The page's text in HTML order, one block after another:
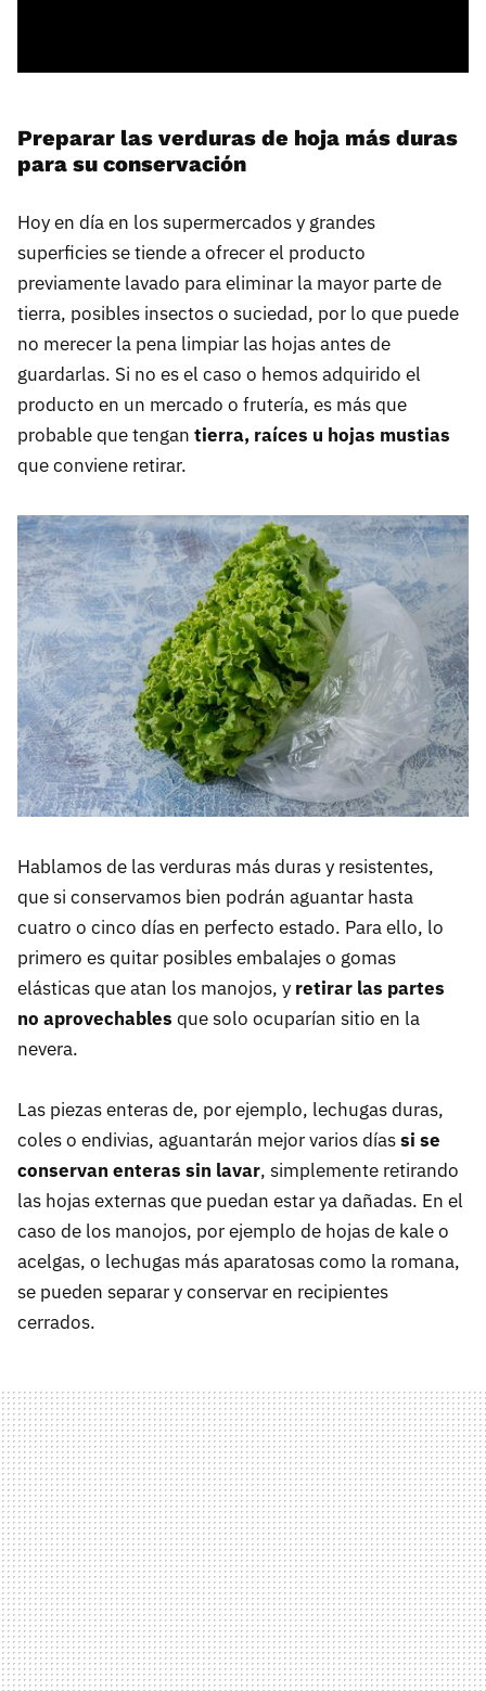
Preparar las verduras de hoja más duras
para su conservación
Hoy en día en los supermercados y grandes
superficies se tiende a ofrecer el producto
previamente lavado para eliminar la mayor parte de
tierra, posibles insectos o suciedad, por lo que puede
no merecer la pena limpiar las hojas antes de
guardarlas. Si no es el caso o hemos adquirido el
producto en un mercado o frutería, es más que
probable que tengan tierra, raíces u hojas mustias
que conviene retirar.
Hablamos de las verduras más duras y resistentes,
que si conservamos bien podrán aguantar hasta
cuatro o cinco días en perfecto estado. Para ello, lo
primero es quitar posibles embalajes o gomas
elásticas que atan los manojos, y retirar las partes
no aprovechables que solo ocuparían sitio en la
nevera.
Las piezas enteras de, por ejemplo, lechugas duras,
coles o endivias, aguantarán mejor varios díassi se
conservan enteras sin lavar, simplemente retirando
las hojas externas que puedan estar ya dañadas. En el
caso de los manojos, por ejemplo de hojas de kale o
acelgas, o lechugas más aparatosas como la romana,
se pueden separar y conservar en recipientes
cerrados.